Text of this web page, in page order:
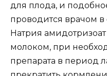
для плода, и
проводится врачом
Натрия
молоком, при
препарата в период